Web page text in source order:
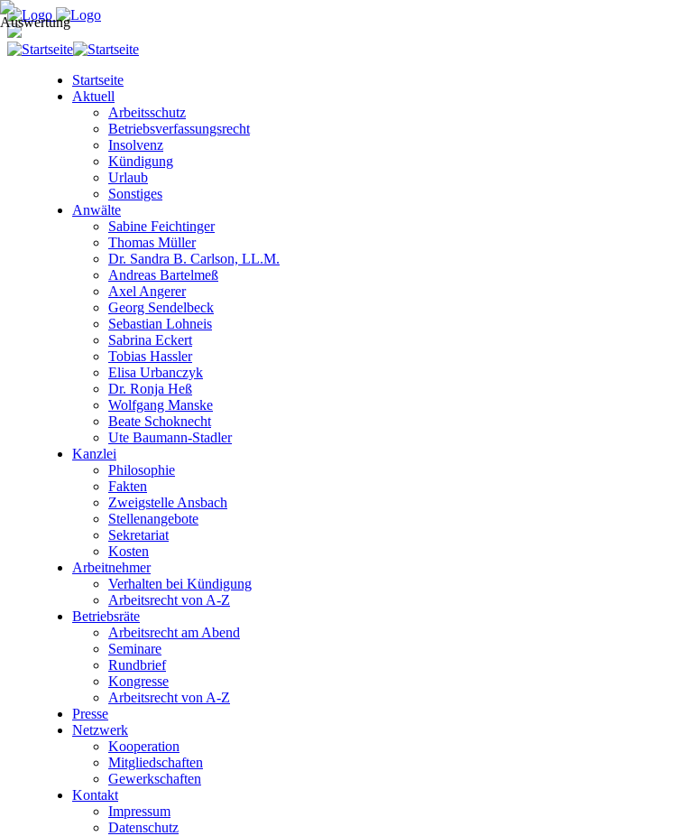
Startseite
Aktuell
Arbeitsschutz
Betriebsverfassungsrecht
Insolvenz
Kündigung
Urlaub
Sonstiges
Anwälte
Sabine Feichtinger
Thomas Müller
Dr. Sandra B. Carlson, LL.M.
Andreas Bartelmeß
Axel Angerer
Georg Sendelbeck
Sebastian Lohneis
Sabrina Eckert
Tobias Hassler
Elisa Urbanczyk
Dr. Ronja Heß
Wolfgang Manske
Beate Schoknecht
Ute Baumann-Stadler
Kanzlei
Philosophie
Fakten
Zweigstelle Ansbach
Stellenangebote
Sekretariat
Kosten
Arbeitnehmer
Verhalten bei Kündigung
Arbeitsrecht von A-Z
Betriebsräte
Arbeitsrecht am Abend
Seminare
Rundbrief
Kongresse
Arbeitsrecht von A-Z
Presse
Netzwerk
Kooperation
Mitgliedschaften
Gewerkschaften
Kontakt
Impressum
Datenschutz